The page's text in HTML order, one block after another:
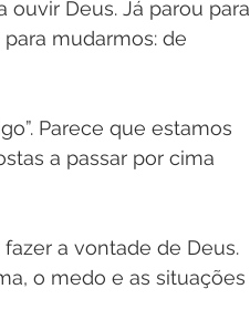
Deus. Já parou para
mudarmos: de
Parece que estamos
a passar por cima
a vontade de Deus.
o medo e as situações